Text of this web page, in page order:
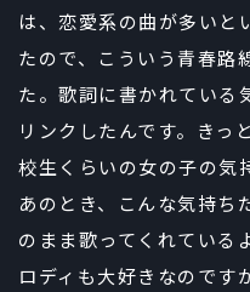
は、恋愛系の曲が多いと
たので、こういう青春路
た。歌詞に書かれている
リンクしたんです。きっ
校生くらいの女の子の気
あのとき、こんな気持ち
のまま歌ってくれている
ロディも大好きなのです